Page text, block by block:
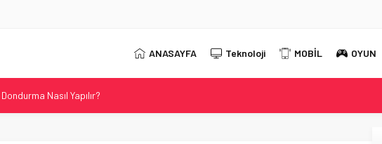
ANASAYFA Teknoloji MOBİL OYUN
Nasıl Yapılır?
Değiştirilir? – 2026 Güncel DNS Listesi